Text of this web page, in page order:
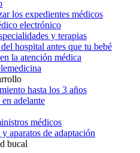
los expedientes médicos
electrónico
y terapias
hospital antes que tu bebé
la atención médica
hasta los 3 años
adelante
médicos
aparatos de adaptación
bucal